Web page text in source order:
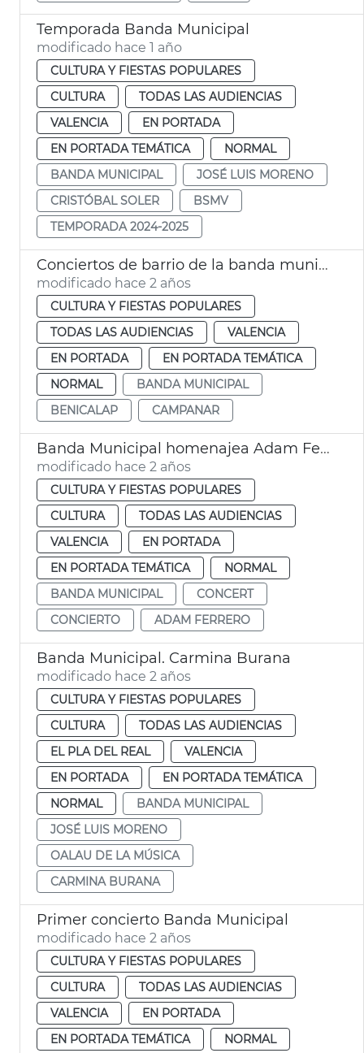
Temporada Banda Municipal
modificado hace 1 año
CULTURA Y FIESTAS POPULARES
CULTURA
TODAS LAS AUDIENCIAS
VALENCIA
EN PORTADA
EN PORTADA TEMÁTICA
NORMAL
BANDA MUNICIPAL
JOSÉ LUIS MORENO
CRISTÓBAL SOLER
BSMV
TEMPORADA 2024-2025
Conciertos de barrio de la banda municipal
modificado hace 2 años
CULTURA Y FIESTAS POPULARES
TODAS LAS AUDIENCIAS
VALENCIA
EN PORTADA
EN PORTADA TEMÁTICA
NORMAL
BANDA MUNICIPAL
BENICALAP
CAMPANAR
Banda Municipal homenajea Adam Ferrero
modificado hace 2 años
CULTURA Y FIESTAS POPULARES
CULTURA
TODAS LAS AUDIENCIAS
VALENCIA
EN PORTADA
EN PORTADA TEMÁTICA
NORMAL
BANDA MUNICIPAL
CONCERT
CONCIERTO
ADAM FERRERO
Banda Municipal. Carmina Burana
modificado hace 2 años
CULTURA Y FIESTAS POPULARES
CULTURA
TODAS LAS AUDIENCIAS
EL PLA DEL REAL
VALENCIA
EN PORTADA
EN PORTADA TEMÁTICA
NORMAL
BANDA MUNICIPAL
JOSÉ LUIS MORENO
OALAU DE LA MÚSICA
CARMINA BURANA
Primer concierto Banda Municipal
modificado hace 2 años
CULTURA Y FIESTAS POPULARES
CULTURA
TODAS LAS AUDIENCIAS
VALENCIA
EN PORTADA
EN PORTADA TEMÁTICA
NORMAL